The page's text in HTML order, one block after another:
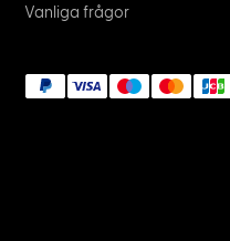
Vanliga frågor